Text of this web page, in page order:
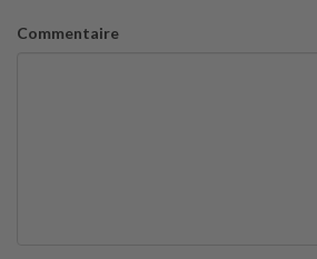
Commentaire